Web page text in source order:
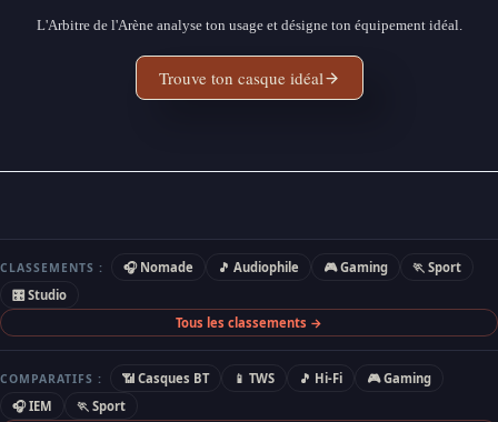
L'Arbitre de l'Arène analyse ton usage et désigne ton équipement idéal.
Trouve ton casque idéal
CLASSEMENTS : 🎧 Nomade 🎵 Audiophile 🎮 Gaming
🏃 Sport
🎛 Studio
Tous les classements →
COMPARATIFS : 📶 Casques BT 📱 TWS 🎵 Hi-Fi
🎮 Gaming
🎧 IEM
🏃 Sport